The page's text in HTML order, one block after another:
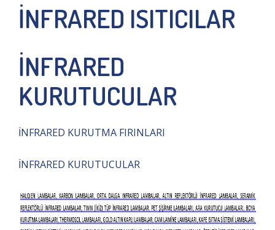
İNFRARED ISITICILAR
İNFRARED
KURUTUCULAR
İNFRARED KURUTMA FIRINLARI
İNFRARED KURUTUCULAR